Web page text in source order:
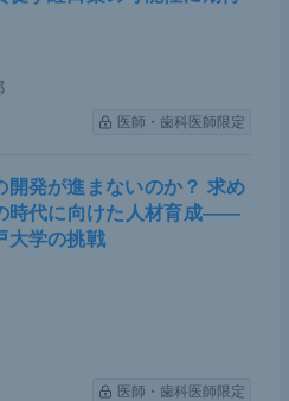
医師・歯科医師限定
開発が進まないのか？ 求め
時代に向けた人材育成――
大学の挑戦
医師・歯科医師限定